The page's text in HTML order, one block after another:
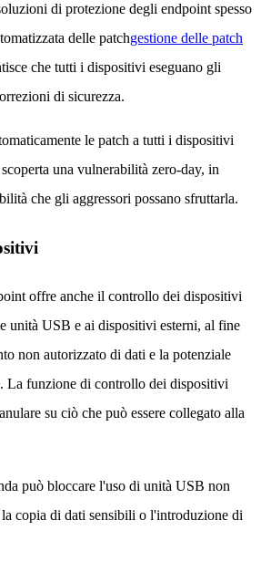
di protezione degli endpoint spesso
delle patchgestione delle patch
che tutti i dispositivi eseguano gli
di sicurezza.
le patch a tutti i dispositivi
una vulnerabilità zero-day, in
che gli aggressori possano sfruttarla.
offre anche il controllo dei dispositivi
unità USB e ai dispositivi esterni, al fine
non autorizzato di dati e la potenziale
La funzione di controllo dei dispositivi
su ciò che può essere collegato alla
può bloccare l'uso di unità USB non
copia di dati sensibili o l'introduzione di